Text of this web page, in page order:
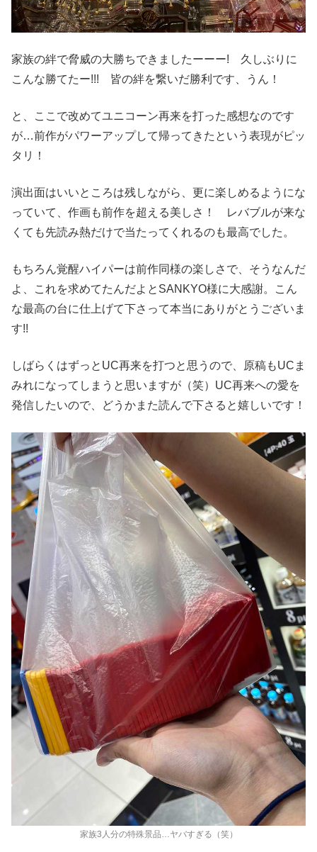
家族の絆で脅威の大勝ちできましたーーー! 久しぶりに
こんな勝てたー!!! 皆の絆を繋いだ勝利です、うん！
と、ここで改めてユニコーン再来を打った感想なのです
が…前作がパワーアップして帰ってきたという表現がピッ
タリ！
演出面はいいところは残しながら、更に楽しめるようにな
っていて、作画も前作を超える美しさ！ レバブルが来な
くても先読み熱だけで当たってくれるのも最高でした。
もちろん覚醒ハイパーは前作同様の楽しさで、そうなんだ
よ、これを求めてたんだよとSANKYO様に大感謝。こん
な最高の台に仕上げて下さって本当にありがとうございま
す!!
しばらくはずっとUC再来を打つと思うので、原稿もUCま
みれになってしまうと思いますが（笑）UC再来への愛を
発信したいので、どうかまた読んで下さると嬉しいです！
家族3人分の特殊景品…ヤバすぎる（笑）